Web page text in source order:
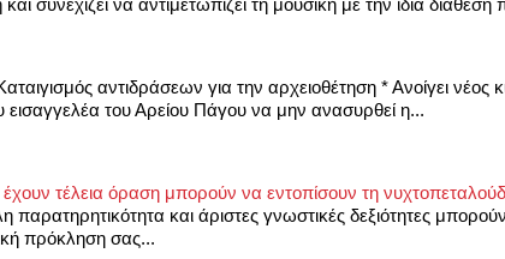
συνεχίζει να αντιμετωπίζει τη μουσική με την ίδια
αντιδράσεων για την αρχειοθέτηση * Ανοίγει νέος
του Αρείου Πάγου να μην ανασυρθεί η...
τέλεια όραση μπορούν να εντοπίσουν τη
και άριστες γνωστικές δεξιότητες
πρόκληση σας...